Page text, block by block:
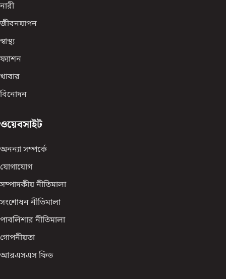
নারী
জীবনযাপন
স্বাস্থ্য
ফ্যাশন
খাবার
বিনোদন
ওয়েবসাইট
অনন্যা সম্পর্কে
যোগাযোগ
সম্পাদকীয় নীতিমালা
সংশোধন নীতিমালা
পাবলিশার নীতিমালা
গোপনীয়তা
আরএসএস ফিড